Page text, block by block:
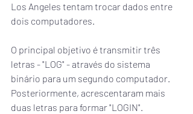
Los Angeles tentam trocar dados entre
dois computadores.
O principal objetivo é transmitir três
letras - "LOG" - através do sistema
binário para um segundo computador.
Posteriormente, acrescentaram mais
duas letras para formar "LOGIN".